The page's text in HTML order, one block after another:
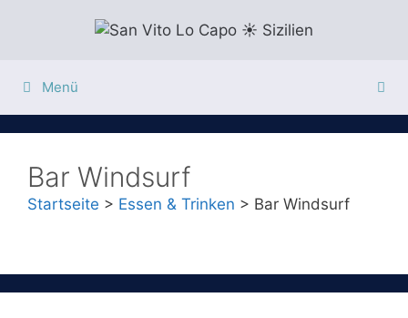
Menü
Bar Windsurf
Startseite > Essen & Trinken > Bar Windsurf